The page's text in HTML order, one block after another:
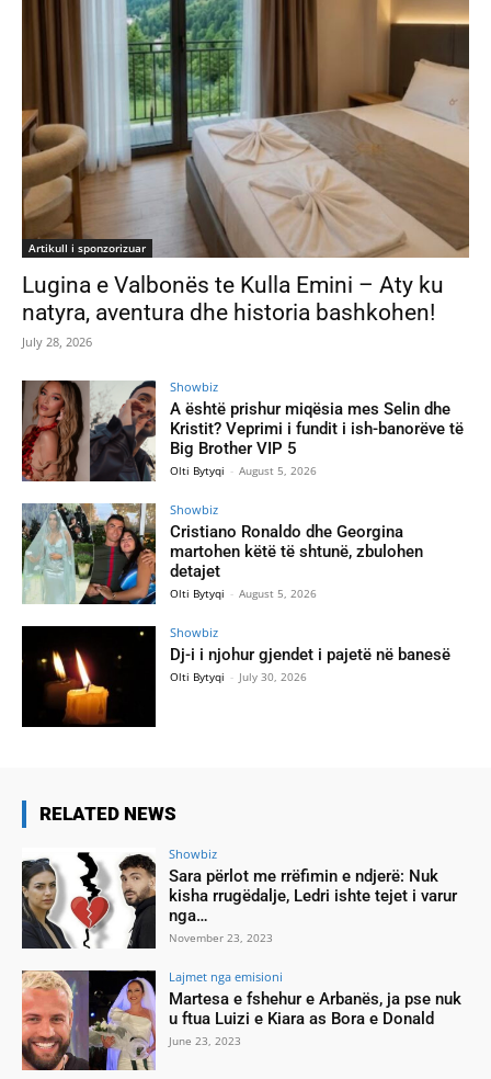
Artikull i sponzorizuar
Lugina e Valbonës te Kulla Emini – Aty ku
natyra, aventura dhe historia bashkohen!
July 28, 2026
Showbiz
A është prishur miqësia mes Selin dhe
Kristit? Veprimi i fundit i ish-banorëve të
Big Brother VIP 5
Olti Bytyqi - August 5, 2026
Showbiz
Cristiano Ronaldo dhe Georgina
martohen këtë të shtunë, zbulohen
detajet
Olti Bytyqi - August 5, 2026
Showbiz
Dj-i i njohur gjendet i pajetë në banesë
Olti Bytyqi - July 30, 2026
RELATED NEWS
Showbiz
Sara përlot me rrëfimin e ndjerë: Nuk
kisha rrugëdalje, Ledri ishte tejet i varur
nga…
November 23, 2023
Lajmet nga emisioni
Martesa e fshehur e Arbanës, ja pse nuk
u ftua Luizi e Kiara as Bora e Donald
June 23, 2023